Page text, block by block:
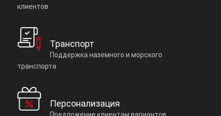
клиентов
Транспорт
Поддержка наземного и морского
транспорта
Персонализация